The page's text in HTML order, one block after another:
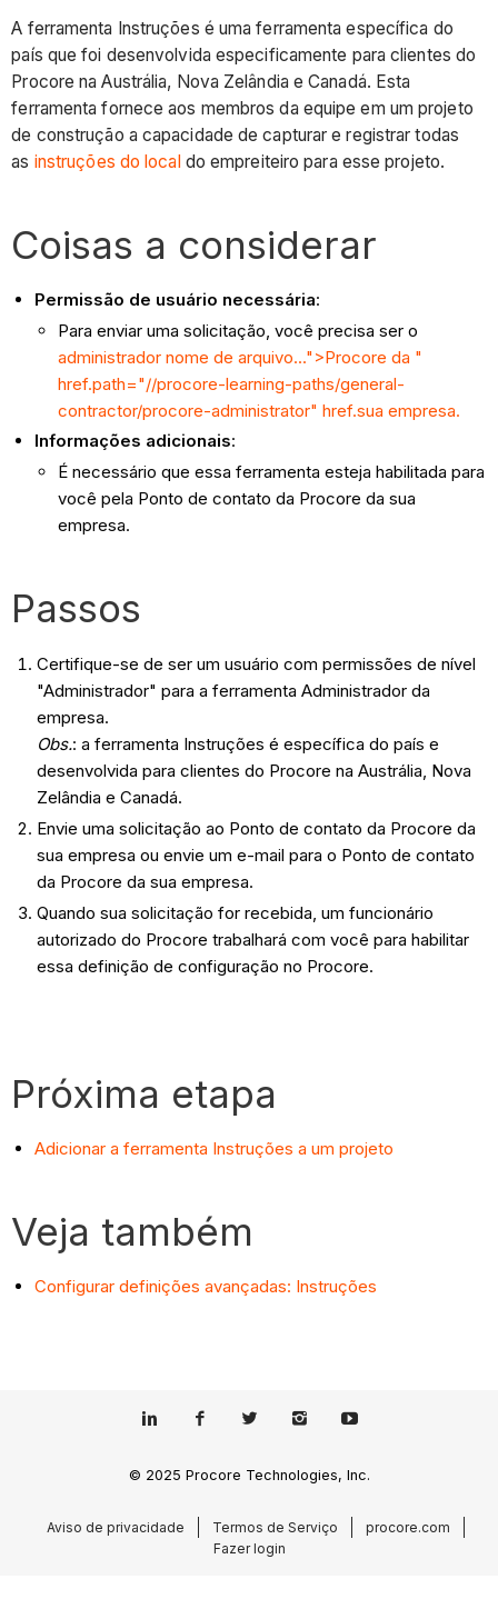
A ferramenta Instruções é uma ferramenta específica do
país que foi desenvolvida especificamente para clientes do
Procore na Austrália, Nova Zelândia e Canadá. Esta
ferramenta fornece aos membros da equipe em um projeto
de construção a capacidade de capturar e registrar todas
as instruções do localdo empreiteiro para esse projeto.
Coisas a considerar
Permissão de usuário necessária:
Para enviar uma solicitação, você precisa ser o
administrador nome de arquivo...">Procore da "
href.path="//procore-learning-paths/general-
contractor/procore-administrator" href.sua empresa.
Informações adicionais:
É necessário que essa ferramenta esteja habilitada para
você pela Ponto de contato da Procore da sua
empresa.
Passos
Certifique-se de ser um usuário com permissões de nível
"Administrador" para a ferramenta Administrador da
empresa.
Obs.: a ferramenta Instruções é específica do país e
desenvolvida para clientes do Procore na Austrália, Nova
Zelândia e Canadá.
Envie uma solicitação ao Ponto de contato da Procore da
sua empresa ou envie um e-mail para o Ponto de contato
da Procore da sua empresa.
Quando sua solicitação for recebida, um funcionário
autorizado do Procore trabalhará com você para habilitar
essa definição de configuração no Procore.
Próxima etapa
Adicionar a ferramenta Instruções a um projeto
Veja também
Configurar definições avançadas: Instruções
© 2025 Procore Technologies, Inc.
Aviso de privacidade Termos de Serviço
procore.com
Fazer login